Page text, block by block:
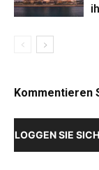
Kommentieren
LOGGEN SIE